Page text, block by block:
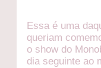
Essa é uma
queriam
o show do
dia seguinte ao